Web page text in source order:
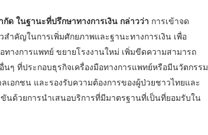
ด ในฐานะที่ปรึกษาทางการเงิน กล่าวว่า การเข้าจด
ำคัญในการเพิ่มศักยภาพและฐานะทางการเงิน เพื่อ
งการแพทย์ ขยายโรงงานใหม่ เพิ่มขีดความสามารถ
ที่ประกอบธุรกิจเครื่องมือทางการแพทย์หรือมีนวัตกรรม
เอกชน และรองรับความต้องการของผู้ป่วยชาวไทยและ
นด้วยการนำเสนอบริการที่มีมาตรฐานที่เป็นที่ยอมรับใน